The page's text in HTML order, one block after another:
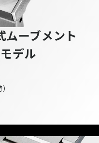
ムーブメント
デル